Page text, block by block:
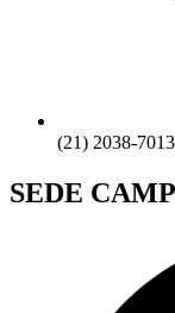
(21) 2038-
SEDE